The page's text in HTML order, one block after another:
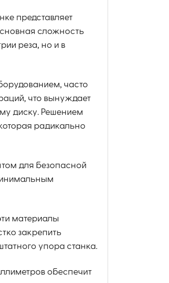
представляет
сложность
реза, но и в
часто
что вынуждает
диску. Решением
радикально
для безопасной
материалы
закрепить
упора станка.
обеспечит